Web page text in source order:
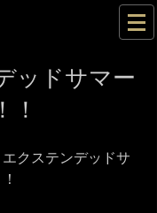
ッドサマー
！
クステンデッドサ